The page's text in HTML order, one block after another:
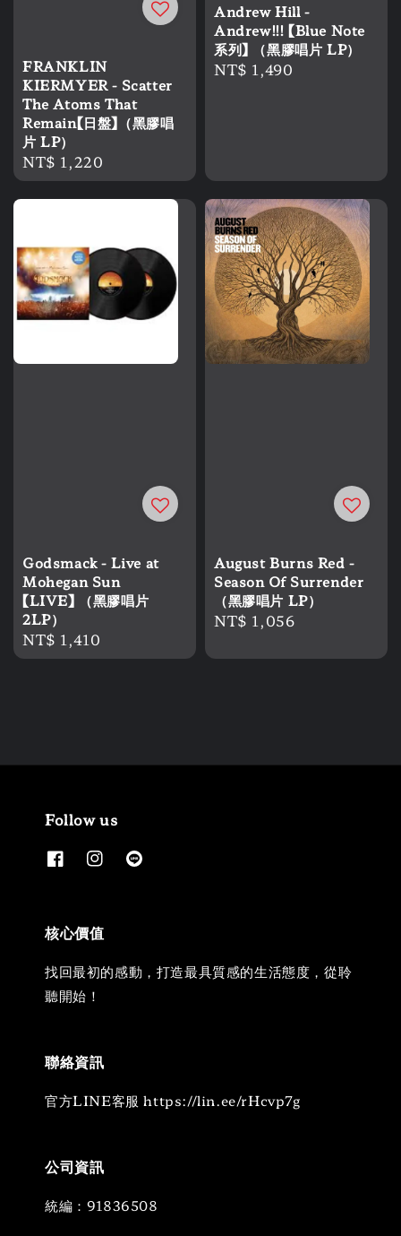
FRANKLIN
KIERMYER - Scatter
The Atoms That
Remain【日盤】（黑膠唱
片 LP）
Regular
price
NT$ 1,220
Andrew Hill -
Andrew!!! 【Blue Note
系列】 （黑膠唱片 LP）
Regular
NT$ 1,490
Godsmack - Live at
Mohegan Sun
【LIVE】 （黑膠唱片
2LP）
Regular
price
NT$ 1,410
August Burns Red -
Season Of Surrender
（黑膠唱片 LP）
Regular
NT$ 1,056
Follow us
核心價值
找回最初的感動，打造最具質感的生活態度，從聆
聽開始！
聯絡資訊
官方LINE客服 https://lin.ee/rHcvp7g
公司資訊
統編：91836508